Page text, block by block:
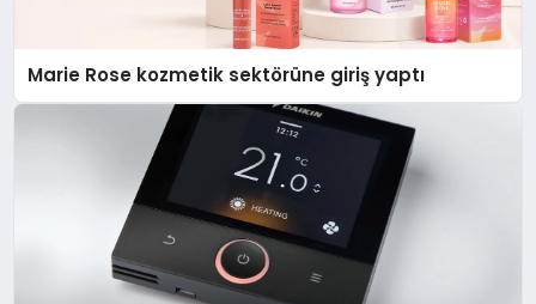
Marie Rose kozmetik sektörüne giriş yaptı